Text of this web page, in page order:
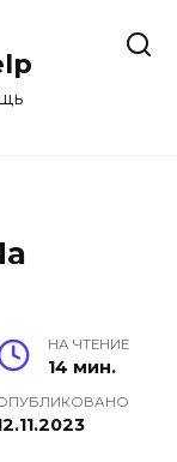
НА ЧТЕНИЕ
14 мин.